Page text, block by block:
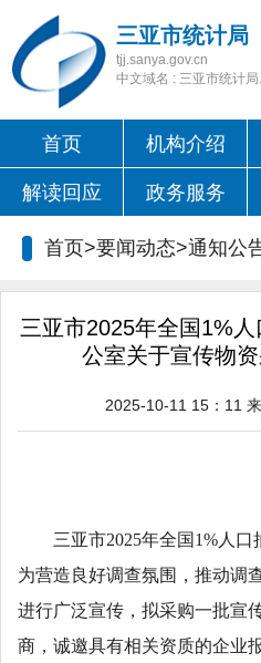
三亚市统计局
tjj.sanya.gov.cn
中文域名 : 三亚市统计局
首页 机构介绍
解读回应 政务服务
首页>要闻动态>通知公
三亚市2025年全国1%
公室关于宣传物
2025-10-11 15：11
三亚市2025年全国1%人口
为营造良好调查氛围，推动调
进行广泛宣传，拟采购一批宣
商，诚邀具有相关资质的企业